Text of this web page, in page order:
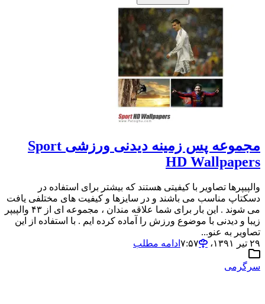
مجموعه پس زمینه دیدنی ورزشی Sport
HD Wallpapers
والپیپرها تصاویر با کیفیتی هستند که بیشتر برای استفاده در
دسکتاپ مناسب می باشند و در سایزها و کیفیت های مختلفی یافت
می شوند . این بار برای شما علاقه مندان ، مجموعه ای از ۴۳ والپیپر
زیبا و دیدنی با موضوع ورزش را آماده کرده ایم . با استفاده از این
تصاویر به عنو...
۲۹ تیر ۱۳۹۱،‏ ۷:۵۷
ادامه مطلب
سرگرمی